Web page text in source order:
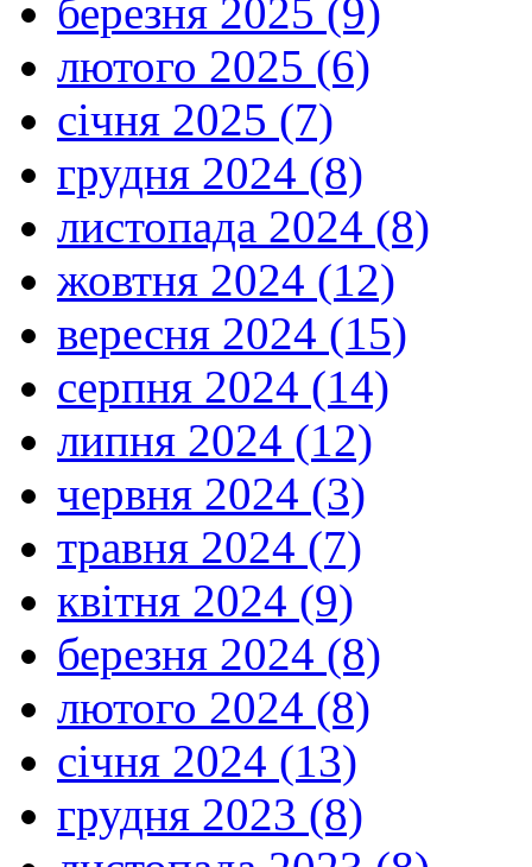
березня 2025 (9)
лютого 2025 (6)
січня 2025 (7)
грудня 2024 (8)
листопада 2024 (8)
жовтня 2024 (12)
вересня 2024 (15)
серпня 2024 (14)
липня 2024 (12)
червня 2024 (3)
травня 2024 (7)
квітня 2024 (9)
березня 2024 (8)
лютого 2024 (8)
січня 2024 (13)
грудня 2023 (8)